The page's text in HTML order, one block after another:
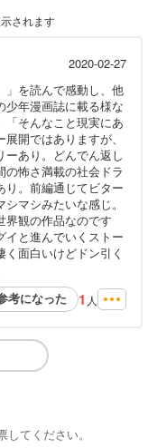
されます
2020-02-27
」を読んで感動し、他
少年漫画誌に載る様な
「そんなこと現実にあ
開ではありますが、
ーあり。どんでん返し
怖さ満載の社会ドラ
り。前編通じてビター
マシみたいな感じ。
界観の作品なのです
イと進んでいくストー
面白いけどドン引く
考になった
1 人
てください。